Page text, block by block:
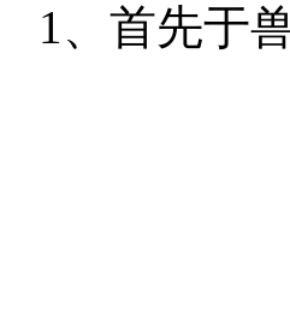
1、首先于